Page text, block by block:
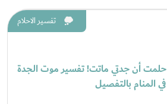
تفسير الاحلام
حلمت أن جدتي ماتت! تفسير موت الجدة
في المنام بالتفصيل